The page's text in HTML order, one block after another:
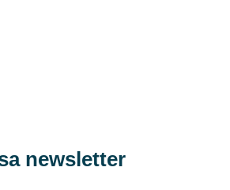
newsletter